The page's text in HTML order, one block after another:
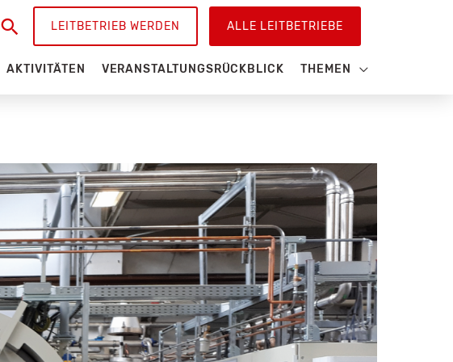
SuchenLEITBETRIEB WERDEN ALLE LEITBETRIEBE
AKTIVITÄTEN VERANSTALTUNGSRÜCKBLICK THEMEN